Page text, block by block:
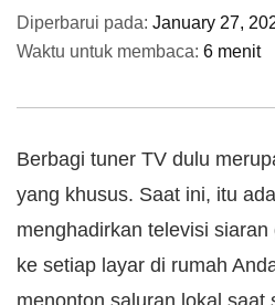
Diperbarui pada: January 27,
Waktu untuk membaca: 6 menit
Berbagi tuner TV dulu
yang khusus. Saat ini, itu
menghadirkan televisi
ke setiap layar di rumah
menonton saluran lokal saat